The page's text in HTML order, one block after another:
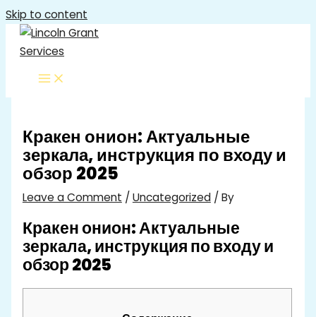
Skip to content
Кракен онион: Актуальные
зеркала, инструкция по входу и
обзор 2025
Leave a Comment / Uncategorized/ By
Кракен онион: Актуальные
зеркала, инструкция по входу и
обзор 2025